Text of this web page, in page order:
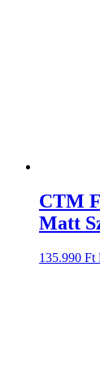
CTM
Matt
135.990 Ft